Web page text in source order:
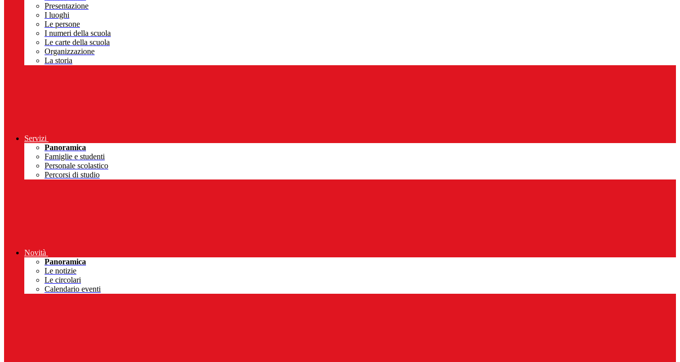
Presentazione
I luoghi
Le persone
I numeri della scuola
Le carte della scuola
Organizzazione
La storia
Servizi
Panoramica
Famiglie e studenti
Personale scolastico
Percorsi di studio
Novità
Panoramica
Le notizie
Le circolari
Calendario eventi